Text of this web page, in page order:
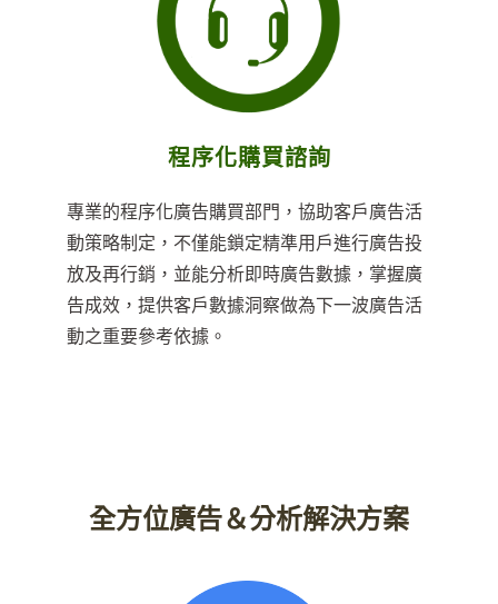
程序化購買諮詢
專業的程序化廣告購買部門，協助客戶廣告活
動策略制定，不僅能鎖定精準用戶進行廣告投
放及再行銷，並能分析即時廣告數據，掌握廣
告成效，提供客戶數據洞察做為下一波廣告活
動之重要參考依據。
全方位廣告＆分析解決方案